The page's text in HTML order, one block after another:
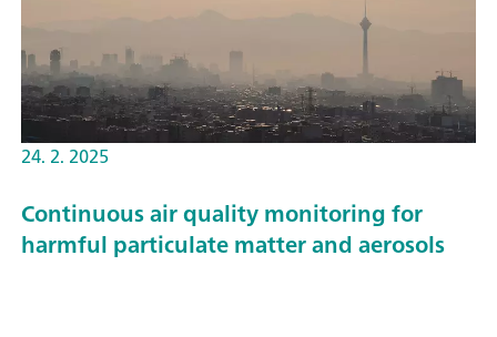
24. 2. 2025
Continuous air quality monitoring for
harmful particulate matter and aerosols